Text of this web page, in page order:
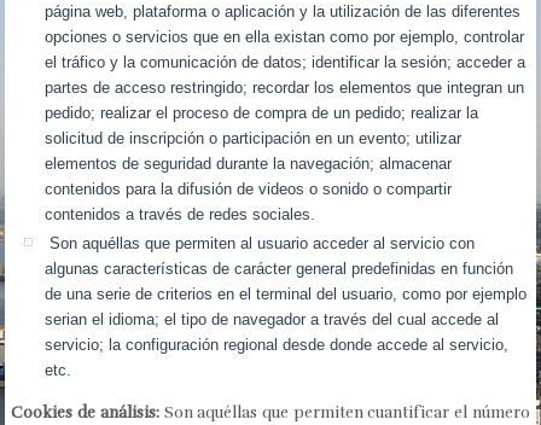
página web, plataforma o aplicación y la utilización de las diferentes
opciones o servicios que en ella existan como por ejemplo, controlar
el tráfico y la comunicación de datos; identificar la sesión; acceder a
partes de acceso restringido; recordar los elementos que integran un
pedido; realizar el proceso de compra de un pedido; realizar la
solicitud de inscripción o participación en un evento; utilizar
elementos de seguridad durante la navegación; almacenar
contenidos para la difusión de videos o sonido o compartir
contenidos a través de redes sociales.
Son aquéllas que permiten al usuario acceder al servicio con
algunas características de carácter general predefinidas en función
de una serie de criterios en el terminal del usuario, como por ejemplo
serian el idioma; el tipo de navegador a través del cual accede al
servicio; la configuración regional desde donde accede al servicio,
etc.
Cookies de análisis:Son aquéllas que permiten cuantificar el número